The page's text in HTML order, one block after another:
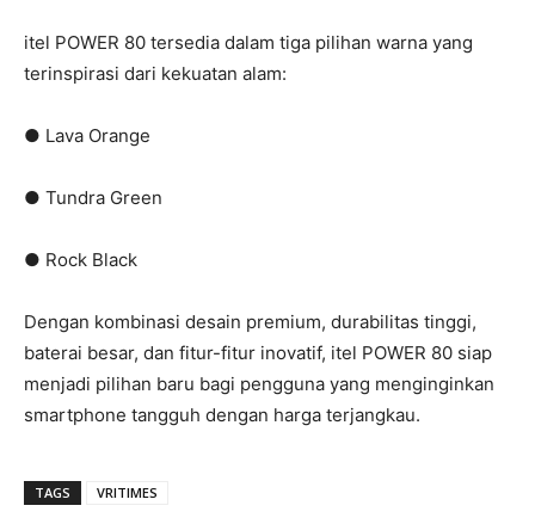
itel POWER 80 tersedia dalam tiga pilihan warna yang
terinspirasi dari kekuatan alam:
● Lava Orange
● Tundra Green
● Rock Black
Dengan kombinasi desain premium, durabilitas tinggi,
baterai besar, dan fitur-fitur inovatif, itel POWER 80 siap
menjadi pilihan baru bagi pengguna yang menginginkan
smartphone tangguh dengan harga terjangkau.
TAGS VRITIMES